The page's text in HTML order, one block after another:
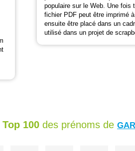
populaire sur le Web. Une fois
fichier PDF peut être imprimé
ensuite être placé dans un
utilisé dans un projet de
Top 100 des prénoms de